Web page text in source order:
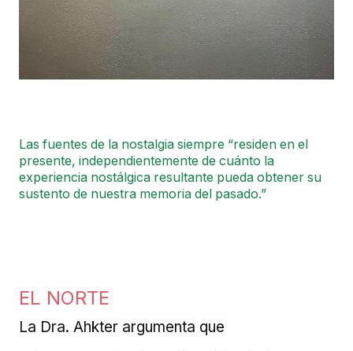
Las fuentes de la nostalgia siempre “residen en el
presente, independientemente de cuánto la
experiencia nostálgica resultante pueda obtener su
sustento de nuestra memoria del pasado.”
EL NORTE
La Dra. Ahkter argumenta que